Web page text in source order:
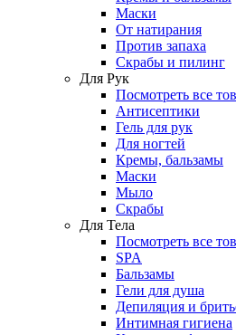
Маски
От натирания
Против запаха
Скрабы и пилинг
Для Рук
Посмотреть все
Антисептики
Гель для рук
Для ногтей
Кремы, бальзамы
Маски
Мыло
Скрабы
Для Тела
Посмотреть все
SPA
Бальзамы
Гели для душа
Депиляция и
Интимная гигиена